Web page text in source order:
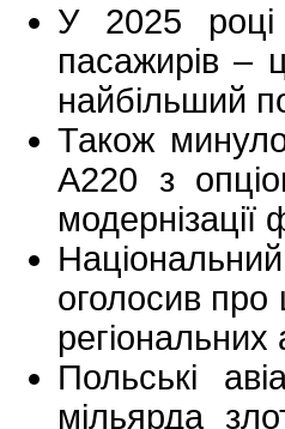
У 2025 році
пасажирів –
найбільший
Також
A220 з
модернізації
оголосив
регіональних
Польські
мільярда